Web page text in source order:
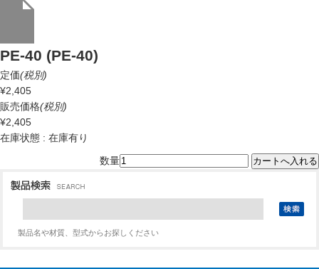
PE-40 (PE-40)
定価(税別)
¥2,405
販売価格(税別)
¥2,405
在庫状態 : 在庫有り
数量
製品名や材質、型式からお探しください